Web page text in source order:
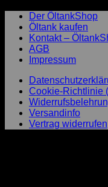
Der ÖltankShop
Öltank kaufen
Kontakt –
AGB
Impressum
Cookie-Richtlinie
Versandinfo
Vertrag widerrufen